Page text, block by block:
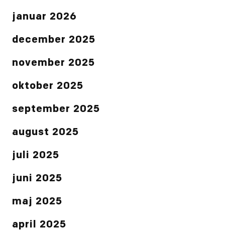
januar 2026
december 2025
november 2025
oktober 2025
september 2025
august 2025
juli 2025
juni 2025
maj 2025
april 2025